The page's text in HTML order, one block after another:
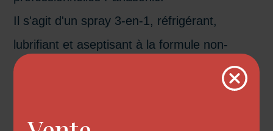
Il s'agit d'un spray 3-en-1, réfrigérant,
lubrifiant et aseptisant à la formule non-
agressive spécialement étudiée pour